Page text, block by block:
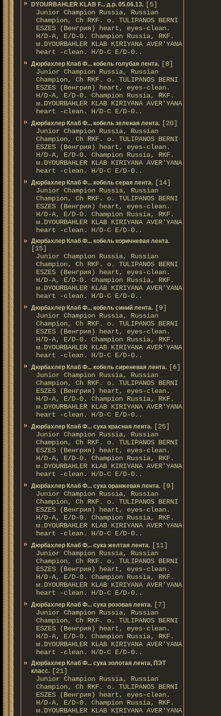
DYOURBAHLER KLAB F... д.р. 05.06.13. [5]
Junior Champion Russia, Russian
Champion, Ch RKF. о. TULIPANOS BERNI
ESZES (Венгрия) heart, eyes-clean.
H/D-A, E/D-0. Champion Russia, RKF.
м.DYOURBAHLER KLAB KIRIYANA AVER'YANA
heart -clean. H/D-С E/D-0..
Дюрбахлер Клаб Ф... кобель голубая лента. [8]
Junior Champion Russia, Russian
Champion, Ch RKF. о. TULIPANOS BERNI
ESZES (Венгрия) heart, eyes-clean.
H/D-A, E/D-0. Champion Russia, RKF.
м.DYOURBAHLER KLAB KIRIYANA AVER'YANA
heart -clean. H/D-С E/D-0..
Дюрбахлер Клаб Ф... кобель зеленая лента. [20]
Junior Champion Russia, Russian
Champion, Ch RKF. о. TULIPANOS BERNI
ESZES (Венгрия) heart, eyes-clean.
H/D-A, E/D-0. Champion Russia, RKF.
м.DYOURBAHLER KLAB KIRIYANA AVER'YANA
heart -clean. H/D-С E/D-0..
Дюрбахлер Клаб Ф... кобель серая лента. [14]
Junior Champion Russia, Russian
Champion, Ch RKF. о. TULIPANOS BERNI
ESZES (Венгрия) heart, eyes-clean.
H/D-A, E/D-0. Champion Russia, RKF.
м.DYOURBAHLER KLAB KIRIYANA AVER'YANA
heart -clean. H/D-С E/D-0..
Дюрбахлер Клаб Ф... кобель коричневая лента.
[15]
Junior Champion Russia, Russian
Champion, Ch RKF. о. TULIPANOS BERNI
ESZES (Венгрия) heart, eyes-clean.
H/D-A, E/D-0. Champion Russia, RKF.
м.DYOURBAHLER KLAB KIRIYANA AVER'YANA
heart -clean. H/D-С E/D-0..
Дюрбахлер Клаб Ф... кобель синий лента. [9]
Junior Champion Russia, Russian
Champion, Ch RKF. о. TULIPANOS BERNI
ESZES (Венгрия) heart, eyes-clean.
H/D-A, E/D-0. Champion Russia, RKF.
м.DYOURBAHLER KLAB KIRIYANA AVER'YANA
heart -clean. H/D-С E/D-0..
Дюрбахлер Клаб Ф... кобель сиреневая лента. [6]
Junior Champion Russia, Russian
Champion, Ch RKF. о. TULIPANOS BERNI
ESZES (Венгрия) heart, eyes-clean.
H/D-A, E/D-0. Champion Russia, RKF.
м.DYOURBAHLER KLAB KIRIYANA AVER'YANA
heart -clean. H/D-С E/D-0..
Дюрбахлер Клаб Ф... сука красная лента. [25]
Junior Champion Russia, Russian
Champion, Ch RKF. о. TULIPANOS BERNI
ESZES (Венгрия) heart, eyes-clean.
H/D-A, E/D-0. Champion Russia, RKF.
м.DYOURBAHLER KLAB KIRIYANA AVER'YANA
heart -clean. H/D-С E/D-0..
Дюрбахлер Клаб Ф... сука оранжевая лента. [9]
Junior Champion Russia, Russian
Champion, Ch RKF. о. TULIPANOS BERNI
ESZES (Венгрия) heart, eyes-clean.
H/D-A, E/D-0. Champion Russia, RKF.
м.DYOURBAHLER KLAB KIRIYANA AVER'YANA
heart -clean. H/D-С E/D-0..
Дюрбахлер Клаб Ф... сука желтая лента. [11]
Junior Champion Russia, Russian
Champion, Ch RKF. о. TULIPANOS BERNI
ESZES (Венгрия) heart, eyes-clean.
H/D-A, E/D-0. Champion Russia, RKF.
м.DYOURBAHLER KLAB KIRIYANA AVER'YANA
heart -clean. H/D-С E/D-0..
Дюрбахлер Клаб Ф... сука розовая лента. [7]
Junior Champion Russia, Russian
Champion, Ch RKF. о. TULIPANOS BERNI
ESZES (Венгрия) heart, eyes-clean.
H/D-A, E/D-0. Champion Russia, RKF.
м.DYOURBAHLER KLAB KIRIYANA AVER'YANA
heart -clean. H/D-С E/D-0..
Дюрбахлер Клаб Ф... сука золотая лента, ПЭТ
класс. [21]
Junior Champion Russia, Russian
Champion, Ch RKF. о. TULIPANOS BERNI
ESZES (Венгрия) heart, eyes-clean.
H/D-A, E/D-0. Champion Russia, RKF.
м.DYOURBAHLER KLAB KIRIYANA AVER'YANA